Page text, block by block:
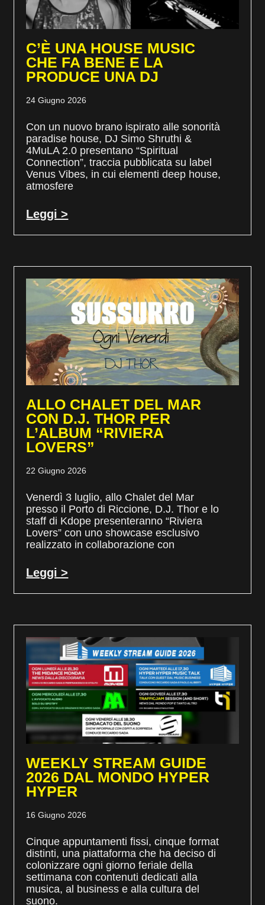
C’È UNA HOUSE MUSIC
CHE FA BENE E LA
PRODUCE UNA DJ
24 Giugno 2026
Con un nuovo brano ispirato alle sonorità
paradise house, DJ Simo Shruthi &
4MuLA 2.0 presentano “Spiritual
Connection”, traccia pubblicata su label
Venus Vibes, in cui elementi deep house,
atmosfere
Leggi >
ALLO CHALET DEL MAR
CON D.J. THOR PER
L’ALBUM “RIVIERA
LOVERS”
22 Giugno 2026
Venerdì 3 luglio, allo Chalet del Mar
presso il Porto di Riccione, D.J. Thor e lo
staff di Kdope presenteranno “Riviera
Lovers” con uno showcase esclusivo
realizzato in collaborazione con
Leggi >
WEEKLY STREAM GUIDE
2026 DAL MONDO HYPER
HYPER
16 Giugno 2026
Cinque appuntamenti fissi, cinque format
distinti, una piattaforma che ha deciso di
colonizzare ogni giorno feriale della
settimana con contenuti dedicati alla
musica, al business e alla cultura del
suono.